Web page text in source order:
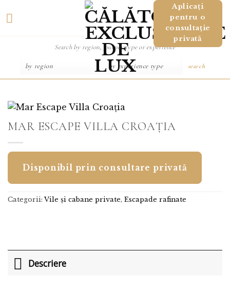
Aplicați
pentru o
consultație
privată
search
MAR ESCAPE VILLA CROAȚIA
Disponibil prin consultare privată
Categorii:Vile și cabane private, Escapade rafinate
Descriere